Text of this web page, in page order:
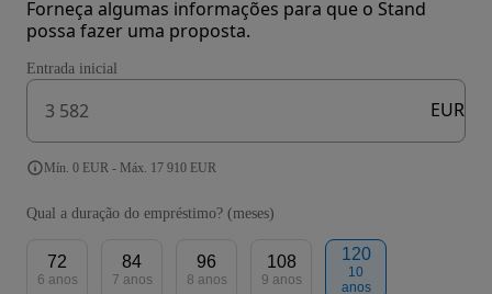
Forneça algumas informações para que o Stand
possa fazer uma proposta.
Entrada inicial
EUR
Mín. 0 EUR - Máx. 17 910 EUR
Qual a duração do empréstimo? (meses)
72
6 anos
84
7 anos
96
8 anos
108
9 anos
120
10
anos